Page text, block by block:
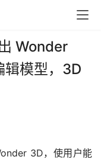
Wonder
辑模型，3D
3D，使用户能